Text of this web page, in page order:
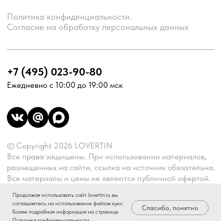
Продолжая использовать сайт lovertin.ru вы
соглашаетесь на использование файлов куки.
Более подробная информация на странице
Спасибо, понятно